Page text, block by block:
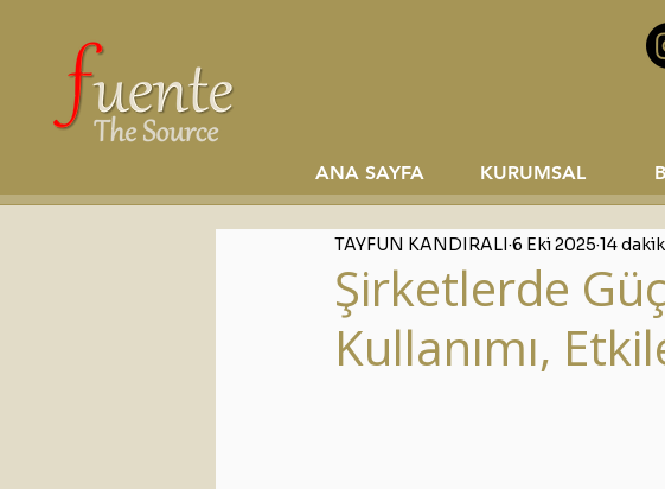
ANA SAYFA KURUMSAL
Şirketlerde
Kullanımı,
TAYFUN KANDIRALI 6 Eki 2025 14